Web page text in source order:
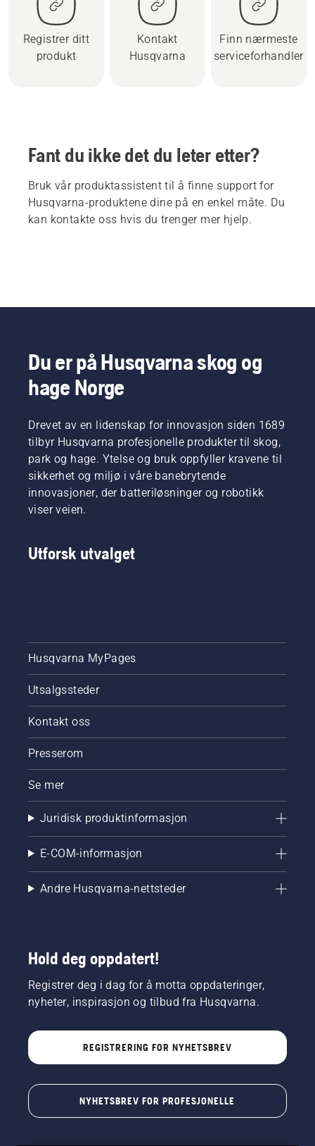
Registrer ditt
produkt
Kontakt
Husqvarna
Finn nærmeste
serviceforhandler
Fant du ikke det du leter etter?
Bruk vår produktassistent til å finne support for
Husqvarna-produktene dine på en enkel måte. Du
kan kontakte oss hvis du trenger mer hjelp.
Du er på Husqvarna skog og
hage Norge
Drevet av en lidenskap for innovasjon siden 1689
tilbyr Husqvarna profesjonelle produkter til skog,
park og hage. Ytelse og bruk oppfyller kravene til
sikkerhet og miljø i våre banebrytende
innovasjoner, der batteriløsninger og robotikk
viser veien.
Utforsk utvalget
Husqvarna MyPages
Utsalgssteder
Kontakt oss
Presserom
Se mer
Juridisk produktinformasjon
E-COM-informasjon
Andre Husqvarna-nettsteder
Hold deg oppdatert!
Registrer deg i dag for å motta oppdateringer,
nyheter, inspirasjon og tilbud fra Husqvarna.
REGISTRERING FOR NYHETSBREV
NYHETSBREV FOR PROFESJONELLE